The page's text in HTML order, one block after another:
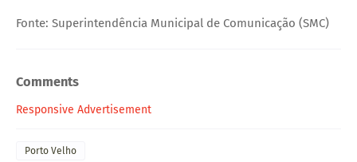
Fonte: Superintendência Municipal de Comunicação (SMC)
Comments
Responsive Advertisement
Porto Velho